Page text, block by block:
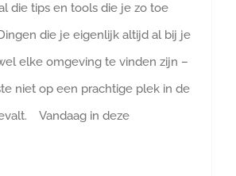
die tips en tools die je zo toe
die je eigenlijk altijd al bij je
elke omgeving te vinden zijn –
niet op een prachtige plek in de
Vandaag in deze